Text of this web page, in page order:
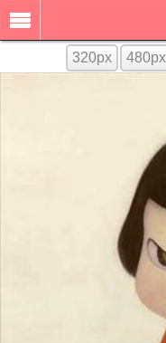
320px 480px